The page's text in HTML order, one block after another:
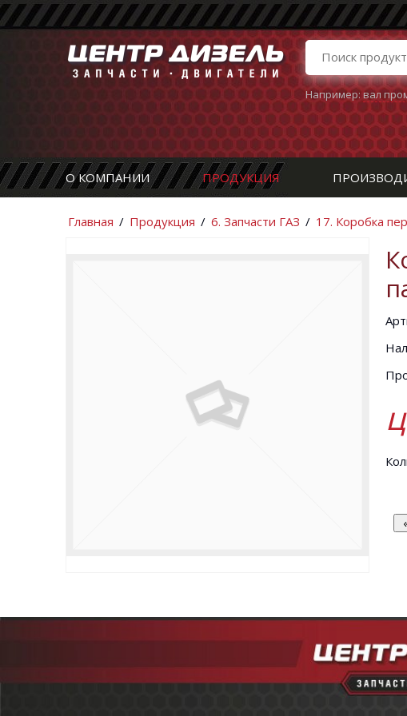
Например:вал
О КОМПАНИИ ПРОДУКЦИЯ
Главная / Продукция / 6. Запчасти ГАЗ / 17. Коробка